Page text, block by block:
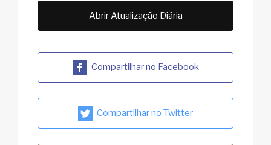
Abrir Atualização Diária
Compartilhar no Facebook
Compartilhar no Twitter